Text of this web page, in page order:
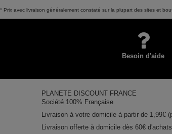
* Prix avec livraison généralement constaté sur la plupart des sites et
Besoin d'aide
PLANETE DISCOUNT FRANCE
Société 100% Française
Livraison à votre domicile à partir de 1,99€
Livraison offerte à domicile dès 60€ d'achats